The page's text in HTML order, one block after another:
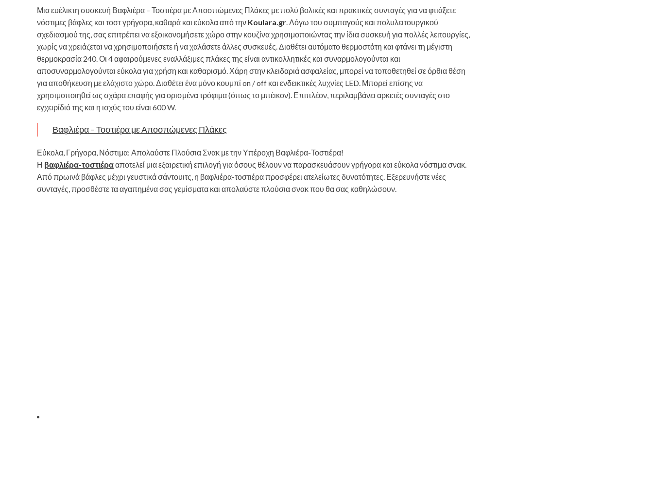
Μια ευέλικτη συσκευή Βαφλιέρα – Τοστιέρα με Αποσπώμενες Πλάκες με πολύ βολικές και πρακτικές συνταγές για να φτιάξετε
νόστιμες βάφλες και τοστ γρήγορα, καθαρά και εύκολα από την Koulara.gr . Λόγω του συμπαγούς και πολυλειτουργικού
σχεδιασμού της, σας επιτρέπει να εξοικονομήσετε χώρο στην κουζίνα χρησιμοποιώντας την ίδια συσκευή για πολλές λειτουργίες,
χωρίς να χρειάζεται να χρησιμοποιήσετε ή να χαλάσετε άλλες συσκευές. Διαθέτει αυτόματο θερμοστάτη και φτάνει τη μέγιστη
θερμοκρασία 240. Οι 4 αφαιρούμενες εναλλάξιμες πλάκες της είναι αντικολλητικές και συναρμολογούνται και
αποσυναρμολογούνται εύκολα για χρήση και καθαρισμό. Χάρη στην κλειδαριά ασφαλείας, μπορεί να τοποθετηθεί σε όρθια θέση
για αποθήκευση με ελάχιστο χώρο. Διαθέτει ένα μόνο κουμπί on / off και ενδεικτικές λυχνίες LED. Μπορεί επίσης να
χρησιμοποιηθεί ως σχάρα επαφής για ορισμένα τρόφιμα (όπως το μπέικον). Επιπλέον, περιλαμβάνει αρκετές συνταγές στο
εγχειρίδιό της και η ισχύς του είναι 600 W.
Βαφλιέρα – Τοστιέρα με Αποσπώμενες Πλάκες
Εύκολα, Γρήγορα, Νόστιμα: Απολαύστε Πλούσια Σνακ με την Υπέροχη Βαφλιέρα-Τοστιέρα!
Η βαφλιέρα-τοστιέρααποτελεί μια εξαιρετική επιλογή για όσους θέλουν να παρασκευάσουν γρήγορα και εύκολα νόστιμα σνακ.
Από πρωινά βάφλες μέχρι γευστικά σάντουιτς, η βαφλιέρα-τοστιέρα προσφέρει ατελείωτες δυνατότητες. Εξερευνήστε νέες
συνταγές, προσθέστε τα αγαπημένα σας γεμίσματα και απολαύστε πλούσια σνακ που θα σας καθηλώσουν.